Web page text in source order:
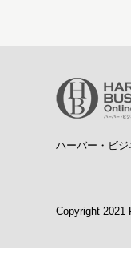
ハーバー・ビ
Copyright 2021